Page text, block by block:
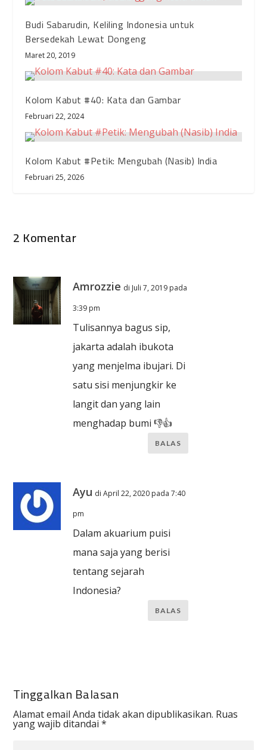
Budi Sabarudin, Keliling Indonesia untuk
Bersedekah Lewat Dongeng
Maret 20, 2019
Kolom Kabut #40: Kata dan Gambar
Februari 22, 2024
Kolom Kabut #Petik: Mengubah (Nasib) India
Februari 25, 2026
2 Komentar
Amrozzie di Juli 7, 2019 pada
3:39 pm
Tulisannya bagus sip,
jakarta adalah ibukota
yang menjelma ibujari. Di
satu sisi menjungkir ke
langit dan yang lain
menghadap bumi 👎👍
BALAS
Ayu di April 22, 2020 pada 7:40
pm
Dalam akuarium puisi
mana saja yang berisi
tentang sejarah
Indonesia?
BALAS
Tinggalkan Balasan
Alamat email Anda tidak akan dipublikasikan. Ruas
yang wajib ditandai*